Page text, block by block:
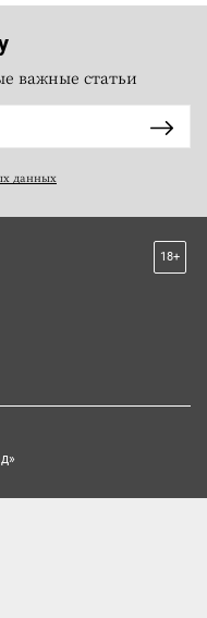
важные статьи
данных
18+